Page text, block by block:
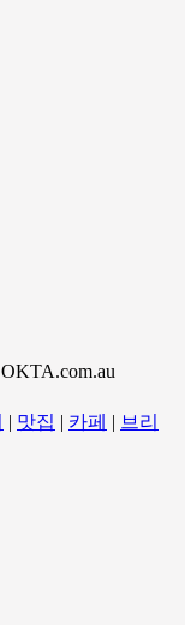
| 맛집 | 카페 | 브리